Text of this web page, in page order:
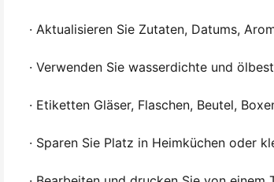
· Aktualisieren Sie Zutaten, Datums,
· Verwenden Sie wasserdichte und
· Etiketten Gläser, Flaschen, Beutel,
· Sparen Sie Platz in Heimküchen oder